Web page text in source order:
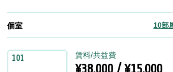
個室 10部
101 賃料/共益費
¥38,000 / ¥15,000